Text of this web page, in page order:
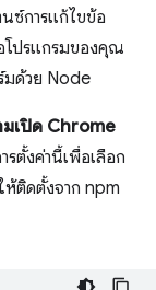
ซ์การแก้ไขข้อ
อโปรแกรมของคุณ
มด้วย Node
มเปิด Chrome
ตั้งค่านี้เพื่อเลือก
ห้ติดตั้งจาก npm